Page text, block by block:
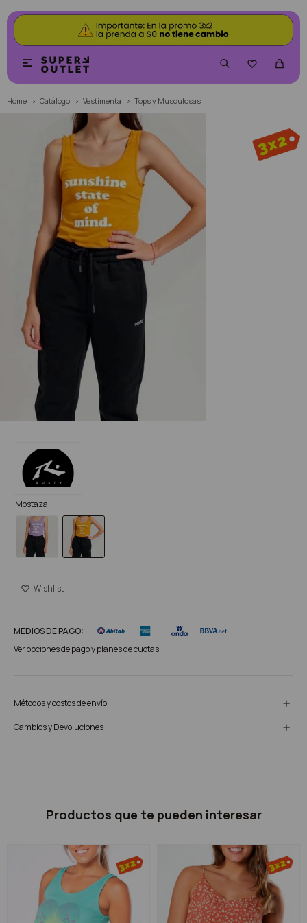


Home Catálogo Vestimenta Tops y Musculosas
Mostaza
MEDIOS DE PAGO:
Ver opciones de pago y planes de cuotas
Métodos y costos de envío
Cambios y Devoluciones
Productos que te pueden interesar